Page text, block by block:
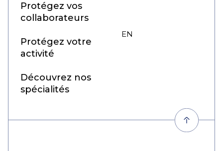
Protégez vos
collaborateurs
Protégez votre
activité
Découvrez nos
spécialités
FR
EN